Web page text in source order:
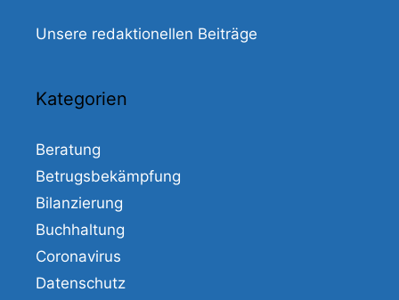
Unsere redaktionellen Beiträge
Kategorien
Beratung
Betrugsbekämpfung
Bilanzierung
Buchhaltung
Coronavirus
Datenschutz